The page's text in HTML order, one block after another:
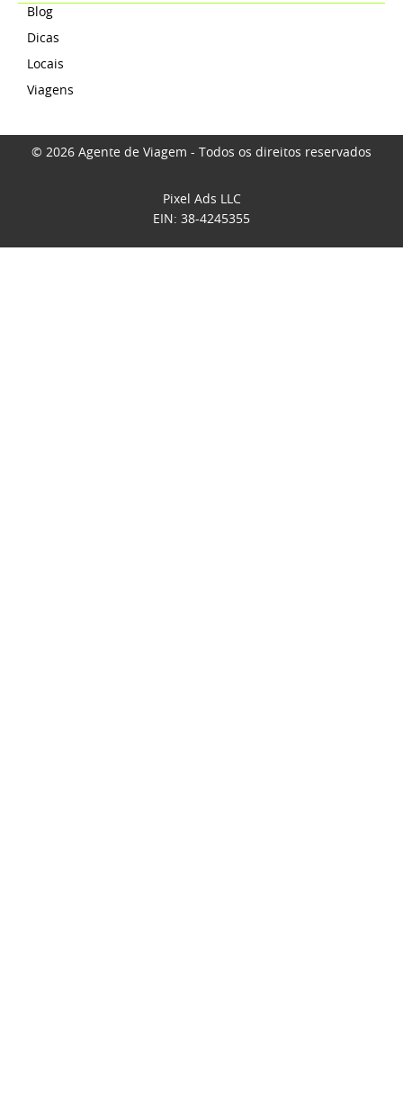
Blog
Dicas
Locais
Viagens
© 2026 Agente de Viagem - Todos os direitos reservados
Pixel Ads LLC
EIN: 38-4245355